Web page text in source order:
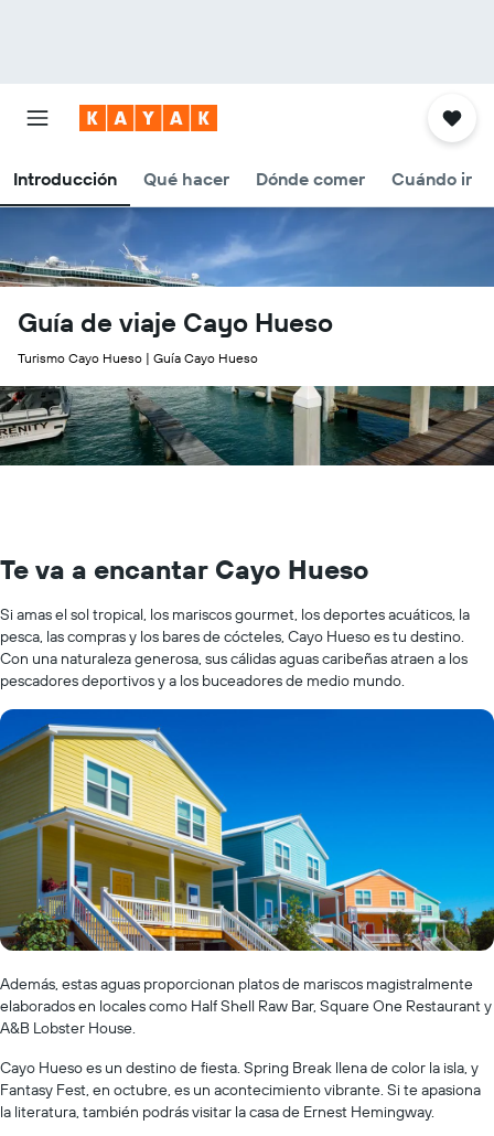
Introducción Qué hacer Dónde comer Cuándo ir
Guía de viaje Cayo Hueso
Turismo Cayo Hueso | Guía Cayo Hueso
Te va a encantar Cayo Hueso
Si amas el sol tropical, los mariscos gourmet, los deportes acuáticos, la
pesca, las compras y los bares de cócteles, Cayo Hueso es tu destino.
Con una naturaleza generosa, sus cálidas aguas caribeñas atraen a los
pescadores deportivos y a los buceadores de medio mundo.
Además, estas aguas proporcionan platos de mariscos magistralmente
elaborados en locales como Half Shell Raw Bar, Square One Restaurant y
A&B Lobster House.
Cayo Hueso es un destino de fiesta. Spring Break llena de color la isla, y
Fantasy Fest, en octubre, es un acontecimiento vibrante. Si te apasiona
la literatura, también podrás visitar la casa de Ernest Hemingway.